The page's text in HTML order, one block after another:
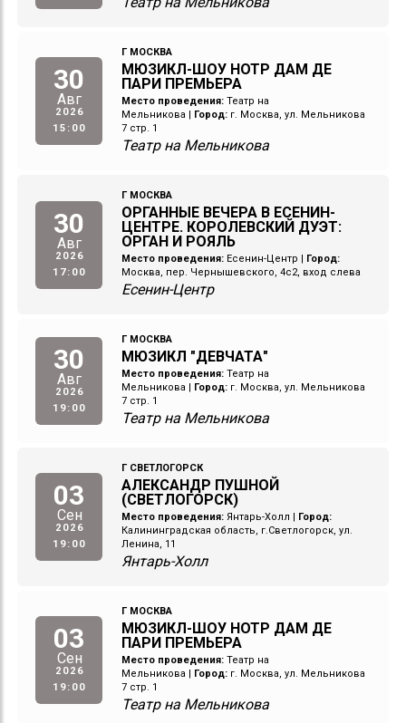
30
Авг
2026
15:00
Г МОСКВА
МЮЗИКЛ-ШОУ НОТР ДАМ ДЕ
ПАРИ ПРЕМЬЕРА
Место проведения: Театр на
Мельникова
Город: г. Москва, ул. Мельникова
7 стр. 1
Театр на Мельникова
30
Авг
2026
17:00
Г МОСКВА
ОРГАННЫЕ ВЕЧЕРА В ЕСЕНИН-
ЦЕНТРЕ. КОРОЛЕВСКИЙ ДУЭТ:
ОРГАН И РОЯЛЬ
Место проведения: Есенин-Центр
Город:
Москва, пер. Чернышевского, 4с2, вход слева
Есенин-Центр
30
Авг
2026
19:00
Г МОСКВА
МЮЗИКЛ "ДЕВЧАТА"
Место проведения: Театр на
Мельникова
Город: г. Москва, ул. Мельникова
7 стр. 1
Театр на Мельникова
03
Сен
2026
19:00
Г СВЕТЛОГОРСК
АЛЕКСАНДР ПУШНОЙ
(СВЕТЛОГОРСК)
Место проведения: Янтарь-Холл
Город:
Калининградская область, г.Светлогорск, ул.
Ленина, 11
Янтарь-Холл
03
Сен
2026
19:00
Г МОСКВА
МЮЗИКЛ-ШОУ НОТР ДАМ ДЕ
ПАРИ ПРЕМЬЕРА
Место проведения: Театр на
Мельникова
Город: г. Москва, ул. Мельникова
7 стр. 1
Театр на Мельникова